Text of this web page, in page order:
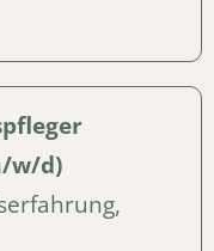
w/d)